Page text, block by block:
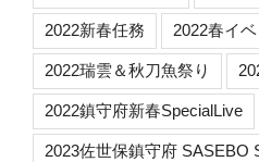
2022新春任務 2022春イベ
2022瑞雲＆秋刀魚祭り
2022鎮守府新春SpecialLive
2023佐世保鎮守府 SASEBO